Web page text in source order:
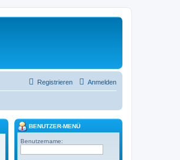
Anmelden
Registrieren
BENUTZER-MENÜ
Benutzername: